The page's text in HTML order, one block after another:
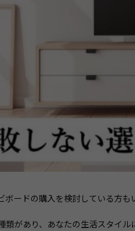
ードの購入を検討している方も
類があり、あなたの生活スタイ